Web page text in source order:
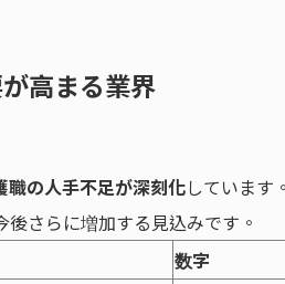
高まる業界
職の人手不足が深刻化しています
さらに増加する見込みです。
数字